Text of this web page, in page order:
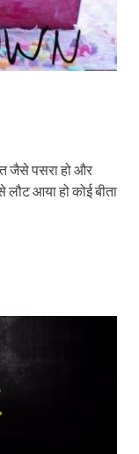
जैसे पसरा हो और
लौट आया हो कोई बीता